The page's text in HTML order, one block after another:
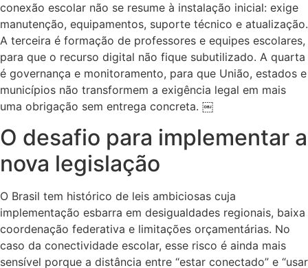
conexão escolar não se resume à instalação inicial: exige
manutenção, equipamentos, suporte técnico e atualização.
A terceira é formação de professores e equipes escolares,
para que o recurso digital não fique subutilizado. A quarta
é governança e monitoramento, para que União, estados e
municípios não transformem a exigência legal em mais
uma obrigação sem entrega concreta. ￼
O desafio para implementar a
nova legislação
O Brasil tem histórico de leis ambiciosas cuja
implementação esbarra em desigualdades regionais, baixa
coordenação federativa e limitações orçamentárias. No
caso da conectividade escolar, esse risco é ainda mais
sensível porque a distância entre “estar conectado” e “usar